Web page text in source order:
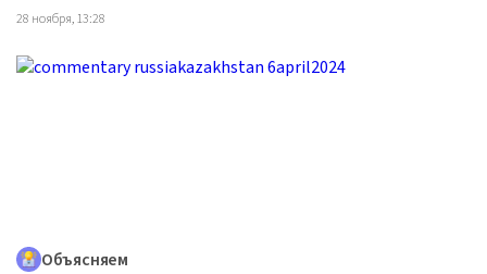
28 ноября, 13:28
Объясняем